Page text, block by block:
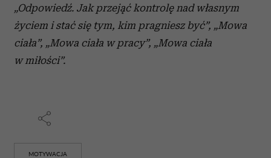
„Odpowiedź. Jak przejąć kontrolę nad własnym
życiem i stać się tym, kim pragniesz być”, „Mowa
ciała”, „Mowa ciała w pracy”, „Mowa ciała
w miłości”.
MOTYWACJA